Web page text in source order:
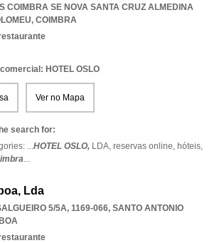
COIMBRA SE NOVA SANTA CRUZ ALMEDINA
, COIMBRA
HOTEL OSLO
Ver no Mapa
search for:
...HOTEL OSLO, LDA, reservas online, hóteis,
...
Lda
5/5A, 1169-066, SANTO ANTONIO